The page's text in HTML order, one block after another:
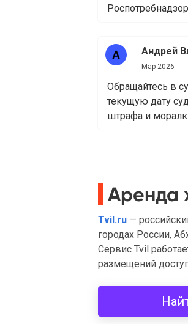
Андрей
Мар 2026
Обращайтесь в
текущую дату
штрафа и
Аренда
Tvil.ru —
городах России,
Сервис Tvil
размещений